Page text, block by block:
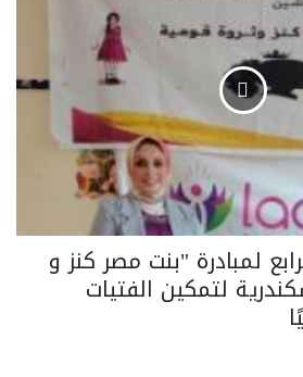
لمبادرة "بنت مصر كنز و
لتمكين الفتيات